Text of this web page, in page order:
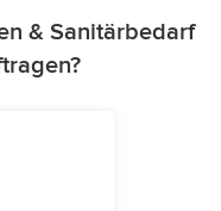
& Sanitärbedarf